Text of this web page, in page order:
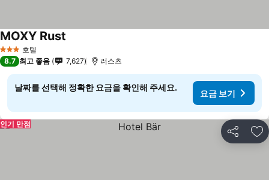
3 성급 호텔
MOXY Rust
8.7 최고 좋음 7,627 러스츠
날짜를 선택해 정확한 요금을 확인해 주세요.
요금 보기
공유 즐
인기 만점